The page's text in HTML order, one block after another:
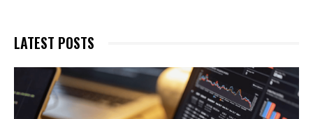
LATEST POSTS